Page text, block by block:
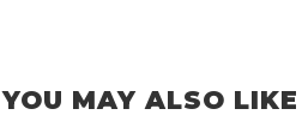
YOU MAY ALSO LIKE